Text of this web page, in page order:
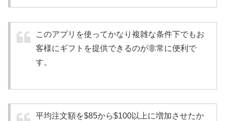
このアプリを使ってかなり複雑な条件下でもお
客様にギフトを提供できるのが非常に便利で
す。
平均注文額を$85から$100以上に増加させたか